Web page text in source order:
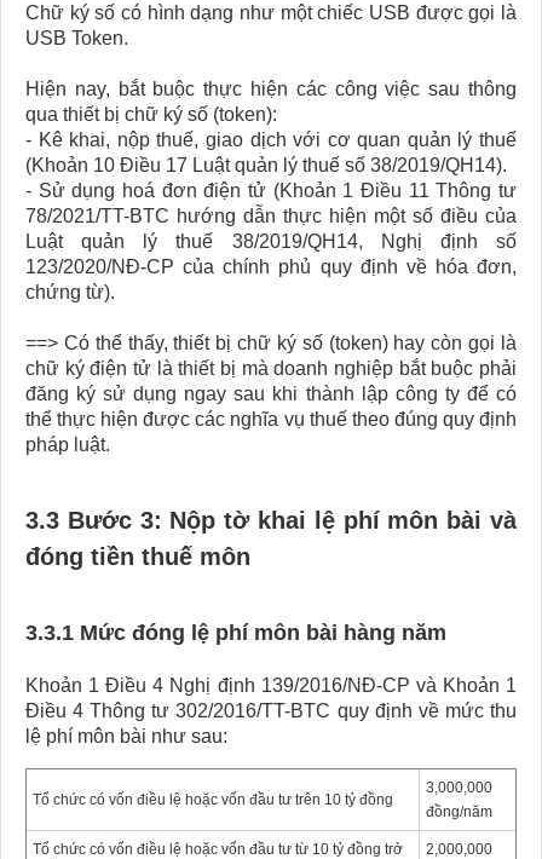
Chữ ký số có hình dạng như một chiếc USB được gọi là
USB Token.
Hiện nay, bắt buộc thực hiện các công việc sau thông
qua thiết bị chữ ký số (token):
- Kê khai, nộp thuế, giao dịch với cơ quan quản lý thuế
(Khoản 10 Điều 17 Luật quản lý thuế số 38/2019/QH14).
- Sử dụng hoá đơn điện tử (Khoản 1 Điều 11 Thông tư
78/2021/TT-BTC hướng dẫn thực hiện một số điều của
Luật quản lý thuế 38/2019/QH14, Nghị định số
123/2020/NĐ-CP của chính phủ quy định về hóa đơn,
chứng từ).
==> Có thể thấy, thiết bị chữ ký số (token) hay còn gọi là
chữ ký điện tử là thiết bị mà doanh nghiệp bắt buộc phải
đăng ký sử dụng ngay sau khi thành lập công ty để có
thể thực hiện được các nghĩa vụ thuế theo đúng quy định
pháp luật.
3.3 Bước 3: Nộp tờ khai lệ phí môn bài và
đóng tiền thuế môn
3.3.1 Mức đóng lệ phí môn bài hàng năm
Khoản 1 Điều 4 Nghị định 139/2016/NĐ-CP và Khoản 1
Điều 4 Thông tư 302/2016/TT-BTC quy định về mức thu
lệ phí môn bài như sau:
Tổ chức có vốn điều lệ hoặc vốn đầu tư trên 10 tỷ đồng
3,000,000
đồng/năm
Tổ chức có vốn điều lệ hoặc vốn đầu tư từ 10 tỷ đồng trở
2,000,000